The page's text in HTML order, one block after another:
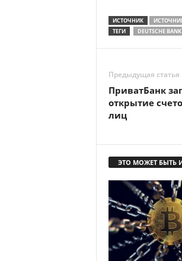
ИСТОЧНИК
ТЕГИ
DEUTSCHE BANK
Предыдущая статья
ПриватБанк
открытие
лиц
ЭТО МОЖЕТ БЫТЬ